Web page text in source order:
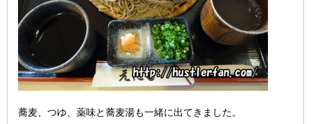
蕎麦、つゆ、薬味と蕎麦湯も一緒に出てきました。